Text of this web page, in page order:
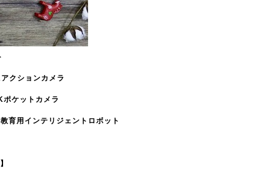
クションカメラ
ケットカメラ
育用インテリジェントロボット